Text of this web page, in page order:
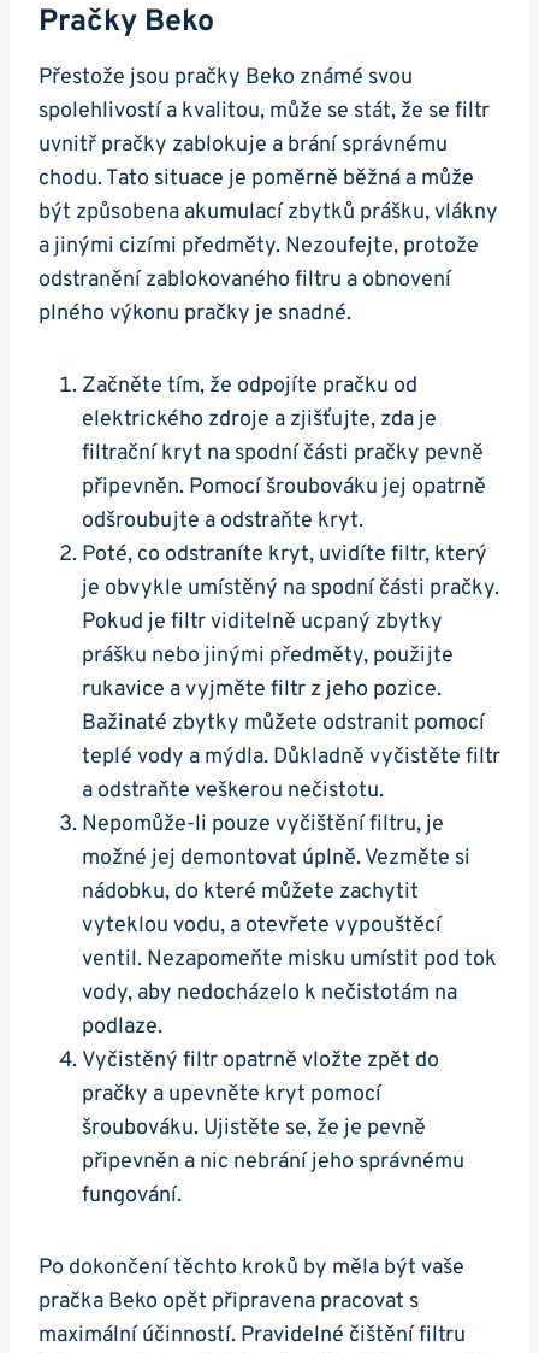
Pračky ​Beko
Přestože jsou pračky Beko známé svou
spolehlivostí ‌a ‍kvalitou,‌ může se stát, že se‌ filtr
uvnitř pračky zablokuje a brání správnému
chodu. Tato situace je⁤ poměrně běžná a může
být způsobena akumulací​ zbytků prášku, vlákny
a jinými cizími předměty. Nezoufejte,⁢ protože
odstranění zablokovaného filtru a obnovení
plného výkonu pračky je ⁢snadné.
Začněte​ tím, že odpojíte pračku od
elektrického zdroje a zjišťujte, zda ​je
filtrační kryt na spodní ⁤části ‌pračky pevně⁣
připevněn. Pomocí šroubováku jej opatrně
odšroubujte a odstraňte kryt.
Poté, co odstraníte ‍kryt, uvidíte filtr,​ který
je obvykle umístěný na⁣ spodní ⁣části pračky.‍
Pokud je filtr viditelně ucpaný zbytky
prášku nebo jinými⁢ předměty, použijte
rukavice a vyjměte filtr z jeho pozice.
Bažinaté zbytky můžete odstranit pomocí
teplé vody a mýdla. Důkladně vyčistěte filtr
a‌ odstraňte veškerou⁣ nečistotu.
Nepomůže-li‌ pouze vyčištění filtru, je
možné jej demontovat úplně. Vezměte si
nádobku, do ​které můžete zachytit
vyteklou vodu, a otevřete vypouštěcí
ventil. ‌Nezapomeňte misku umístit⁤ pod tok
vody, aby nedocházelo k nečistotám na
podlaze.
Vyčistěný filtr opatrně vložte zpět do
pračky a upevněte​ kryt pomocí
šroubováku. Ujistěte se,​ že je pevně
připevněn a nic nebrání jeho správnému
fungování.
Po dokončení těchto kroků⁢ by měla‌ být vaše
pračka Beko opět připravena pracovat s
maximální účinností. Pravidelné čištění filtru